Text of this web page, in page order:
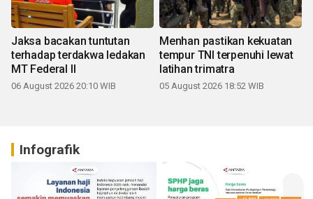
Jaksa bacakan tuntutan
terhadap terdakwa ledakan
MT Federal II
06 August 2026 20:10 WIB
Menhan pastikan kekuatan
tempur TNI terpenuhi lewat
latihan trimatra
05 August 2026 18:52 WIB
Infografik